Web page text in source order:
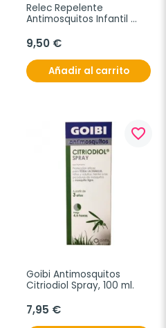
Relec Repelente
Antimosquitos Infantil
9,50 €
Añadir al carrito
favorite_border
Goibi Antimosquitos
Citriodiol Spray, 100 ml.
7,95 €